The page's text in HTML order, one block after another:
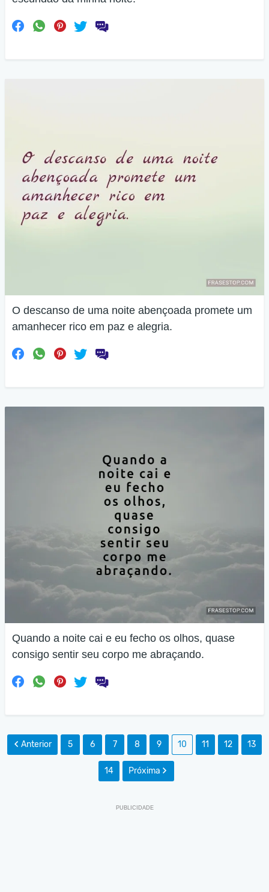
O descanso de uma noite abençoada promete um
amanhecer rico em paz e alegria.
Quando a noite cai e eu fecho os olhos, quase
consigo sentir seu corpo me abraçando.
Anterior 5 6 7 8 9 10 11 12 13
14 Próxima